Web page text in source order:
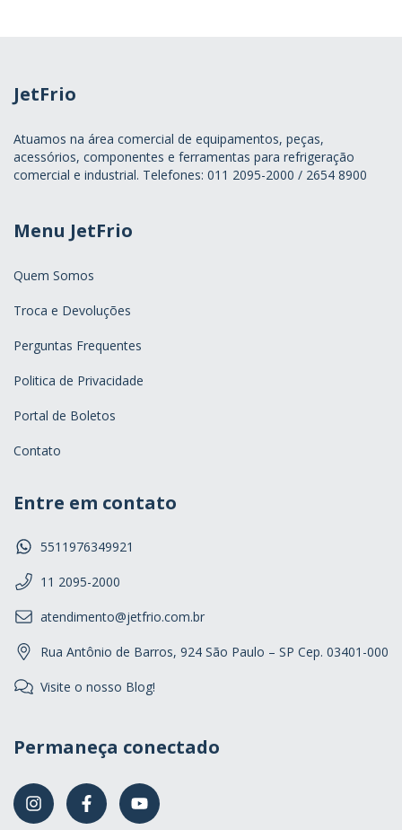
JetFrio
Atuamos na área comercial de equipamentos, peças,
acessórios, componentes e ferramentas para refrigeração
comercial e industrial. Telefones: 011 2095-2000 / 2654 8900
Menu JetFrio
Quem Somos
Troca e Devoluções
Perguntas Frequentes
Politica de Privacidade
Portal de Boletos
Contato
Entre em contato
5511976349921
11 2095-2000
atendimento@jetfrio.com.br
Rua Antônio de Barros, 924 São Paulo – SP Cep. 03401-000
Visite o nosso Blog!
Permaneça conectado